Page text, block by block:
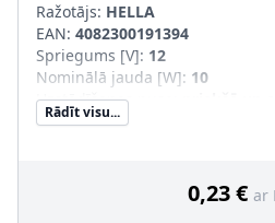
Ražotājs: HELLA
EAN: 4082300191394
Spriegums [V]: 12
Nominālā jauda [W]: 10
Uzstādīšanas puse
Lampas tips:
Kaste
Rādīt visu...
0,23 € ar